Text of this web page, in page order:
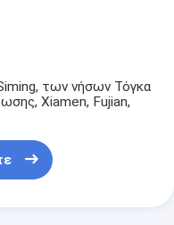
των νήσων Τόγκα
Xiamen, Fujian,